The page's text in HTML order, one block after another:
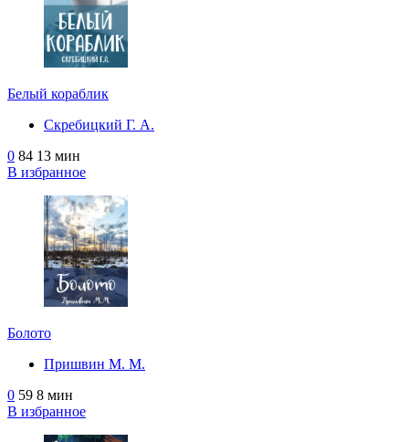
Белый кораблик
Скребицкий Г. А.
0 84 13 мин
В избранное
Болото
Пришвин М. М.
0 59 8 мин
В избранное